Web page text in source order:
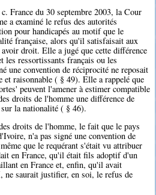
France du 30 septembre 2003, la Cour
a examiné le refus des autorités
pour handicapés au motif que le
française, alors qu'il satisfaisait aux
droit. Elle a jugé que cette différence
les ressortissants français ou les
une convention de réciprocité ne reposait
raisonnable ( § 49). Elle a rappelé que
peuvent l'amener à estimer compatible
droits de l'homme une différence de
la nationalité ( § 46).
droits de l'homme, le fait que le pays
n'a pas signé une convention de
que le requérant s'était vu attribuer
en France, qu'il était fils adoptif d'un
en France et, enfin, qu'il avait
ne saurait justifier, en soi, le refus de